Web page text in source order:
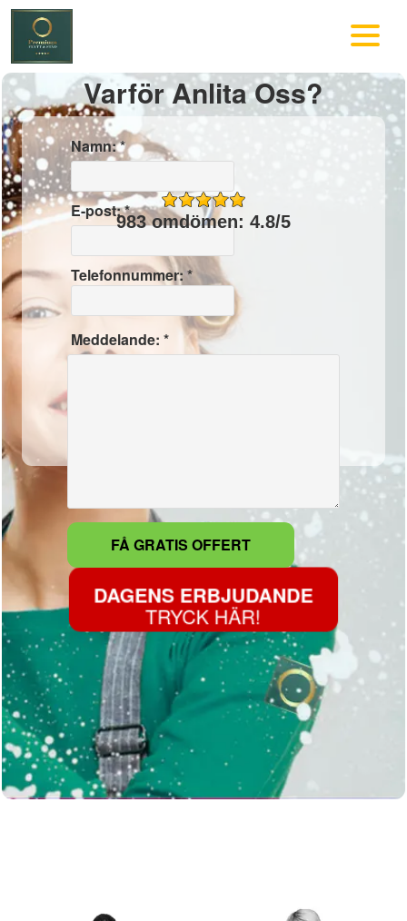
Varför Anlita Oss?
Namn: *
E-post: *
Telefonnummer: *
Meddelande: *
983 omdömen: 4.8/5
DAGENS ERBJUDANDE
TRYCK HÄR!